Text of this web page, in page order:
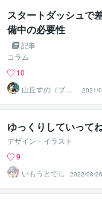
スタートダッシュで
備中の必要性
記事
コラム
10
山丘すの（ブ
リ）
2021/
ゆっくりしていって
デザイン・イラスト
9
いもうとでし
2022/08/26